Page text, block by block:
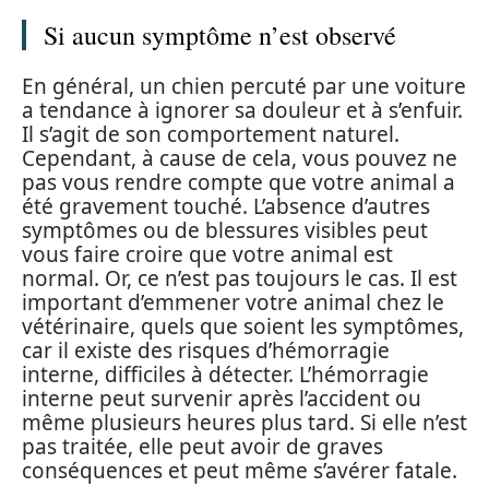
Si aucun symptôme n’est observé
En général, un chien percuté par une voiture
a tendance à ignorer sa douleur et à s’enfuir.
Il s’agit de son comportement naturel.
Cependant, à cause de cela, vous pouvez ne
pas vous rendre compte que votre animal a
été gravement touché. L’absence d’autres
symptômes ou de blessures visibles peut
vous faire croire que votre animal est
normal. Or, ce n’est pas toujours le cas. Il est
important d’emmener votre animal chez le
vétérinaire, quels que soient les symptômes,
car il existe des risques d’hémorragie
interne, difficiles à détecter. L’hémorragie
interne peut survenir après l’accident ou
même plusieurs heures plus tard. Si elle n’est
pas traitée, elle peut avoir de graves
conséquences et peut même s’avérer fatale.